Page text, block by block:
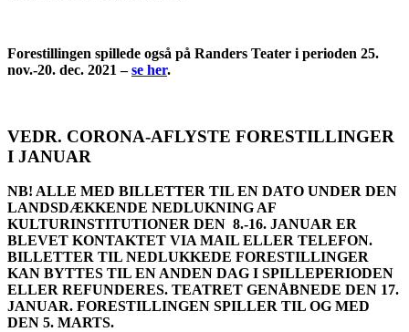
Forestillingen spillede også på Randers Teater i perioden 25.
nov.-20. dec. 2021 –se her.
VEDR. CORONA-AFLYSTE FORESTILLINGER
I JANUAR
NB! ALLE MED BILLETTER TIL EN DATO UNDER DEN
LANDSDÆKKENDE NEDLUKNING AF
KULTURINSTITUTIONER DEN 8.-16. JANUAR ER
BLEVET KONTAKTET VIA MAIL ELLER TELEFON.
BILLETTER TIL NEDLUKKEDE FORESTILLINGER
KAN BYTTES TIL EN ANDEN DAG I SPILLEPERIODEN
ELLER REFUNDERES. TEATRET GENÅBNEDE DEN 17.
JANUAR. FORESTILLINGEN SPILLER TIL OG MED
DEN 5. MARTS.